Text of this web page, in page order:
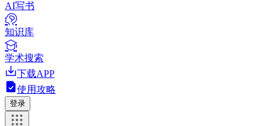
AI写书
知识库
学术搜索
下载APP
使用攻略
登录